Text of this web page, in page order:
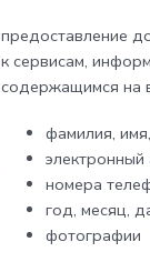
предоставление
к сервисам,
содержащимся на
фамилия,
номера
год, месяц,
фотографии